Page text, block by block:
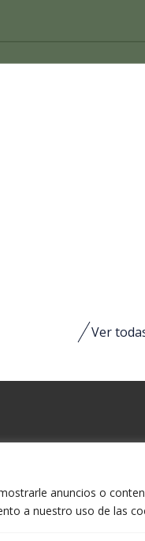
anuncios o
a nuestro uso de las
Ver